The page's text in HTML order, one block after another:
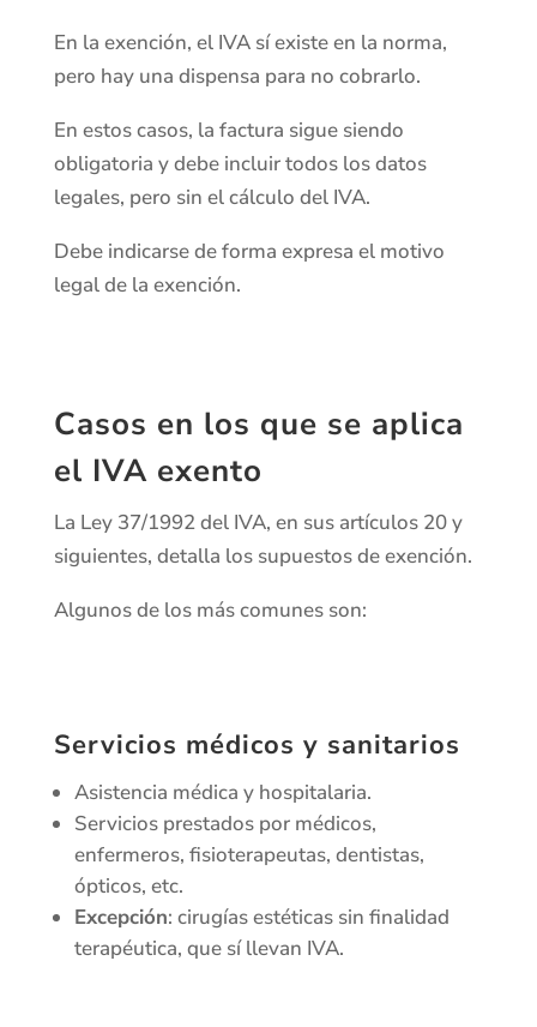
En la exención, el IVA sí existe en la norma,
pero hay una dispensa para no cobrarlo.
En estos casos, la factura sigue siendo
obligatoria y debe incluir todos los datos
legales, pero sin el cálculo del IVA.
Debe indicarse de forma expresa el motivo
legal de la exención.
Casos en los que se aplica
el IVA exento
La Ley 37/1992 del IVA, en sus artículos 20 y
siguientes, detalla los supuestos de exención.
Algunos de los más comunes son:
Servicios médicos y sanitarios
Asistencia médica y hospitalaria.
Servicios prestados por médicos,
enfermeros, fisioterapeutas, dentistas,
ópticos, etc.
Excepción: cirugías estéticas sin finalidad
terapéutica, que sí llevan IVA.